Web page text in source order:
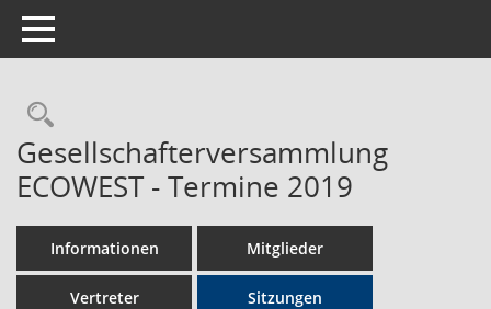
Toggle navigation
Rechercheauswahl
Gesellschafterversammlung
ECOWEST - Termine 2019
Informationen Mitglieder
Vertreter Sitzungen